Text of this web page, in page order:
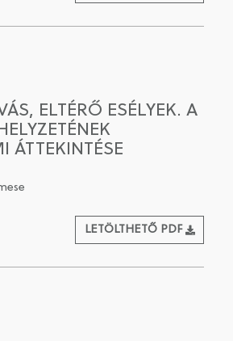
ELTÉRŐ ESÉLYEK. A
ÁTTEKINTÉSE
LETÖLTHETŐ PDF